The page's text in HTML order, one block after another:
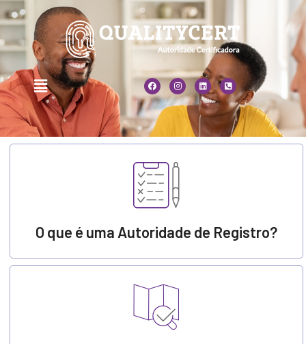
O que é uma Autoridade de Registro?